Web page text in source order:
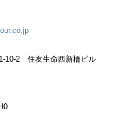
10-2 住友生命西新橋ビル